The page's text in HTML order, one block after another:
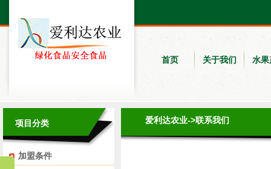
首页 关于我们 水果
项目分类
加盟条件
爱利达农业->联系我们